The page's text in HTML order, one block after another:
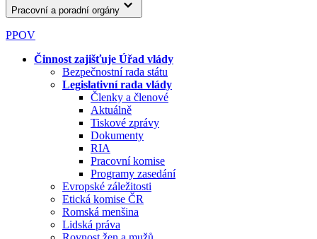
Pracovní a poradní orgány
PPOV
Činnost zajišťuje Úřad vlády
Bezpečnostní rada státu
Legislativní rada vlády
Členky a členové
Aktuálně
Tiskové zprávy
Dokumenty
RIA
Pracovní komise
Programy zasedání
Evropské záležitosti
Etická komise ČR
Romská menšina
Lidská práva